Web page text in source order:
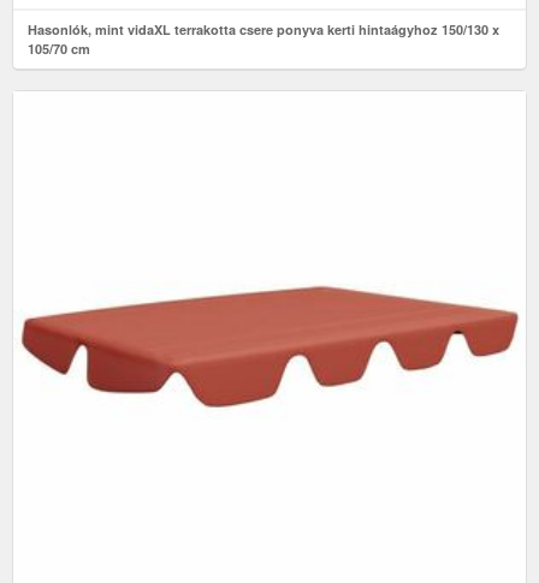
Hasonlók, mint vidaXL terrakotta csere ponyva kerti hintaágyhoz 150/130 x
105/70 cm